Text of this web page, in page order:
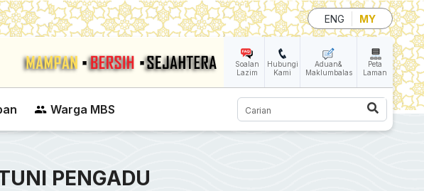
content
ENG MY
Soalan
Lazim
Hubungi
Kami
Aduan&
Maklumbalas
Peta
Laman
Warga MBS Carian
PENGADU